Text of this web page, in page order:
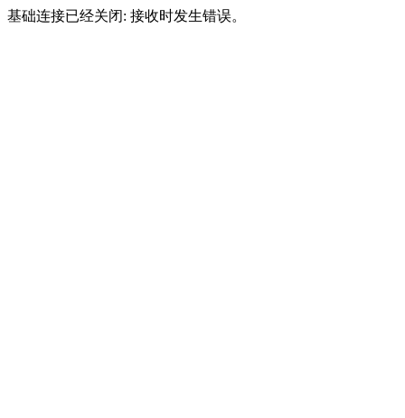
基础连接已经关闭: 接收时发生错误。